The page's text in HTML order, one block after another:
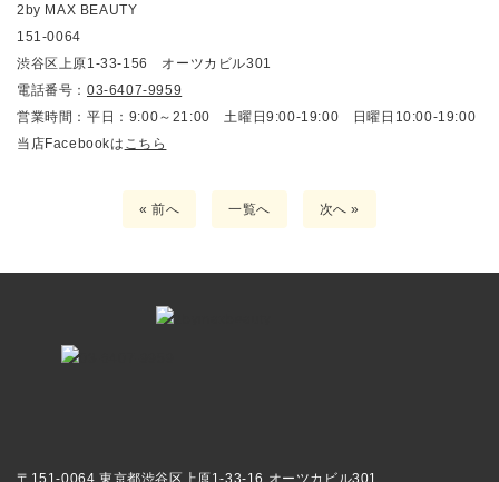
2by MAX BEAUTY
151-0064
渋谷区上原1-33-156 オーツカビル301
電話番号： 03-6407-9959
営業時間：平日：9:00～21:00 土曜日9:00-19:00 日曜日10:00-19:00
当店Facebookは こちら
« 前へ 一覧へ 次へ »
〒151-0064 東京都渋谷区上原1-33-16 オーツカビル301